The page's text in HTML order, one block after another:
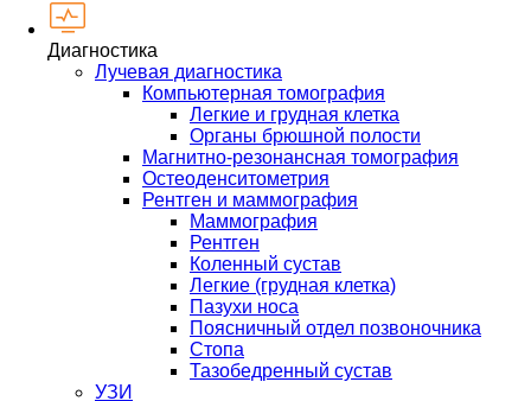
Диагностика
Лучевая диагностика
Компьютерная томография
Легкие и грудная клетка
Органы брюшной полости
Магнитно-резонансная томография
Остеоденситометрия
Рентген и маммография
Маммография
Рентген
Коленный сустав
Легкие (грудная клетка)
Пазухи носа
Поясничный отдел позвоночника
Стопа
Тазобедренный сустав
УЗИ